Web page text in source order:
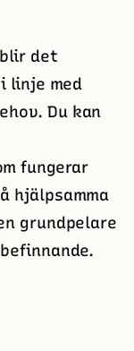
det
linje med
Du kan
fungerar
hjälpsamma
grundpelare